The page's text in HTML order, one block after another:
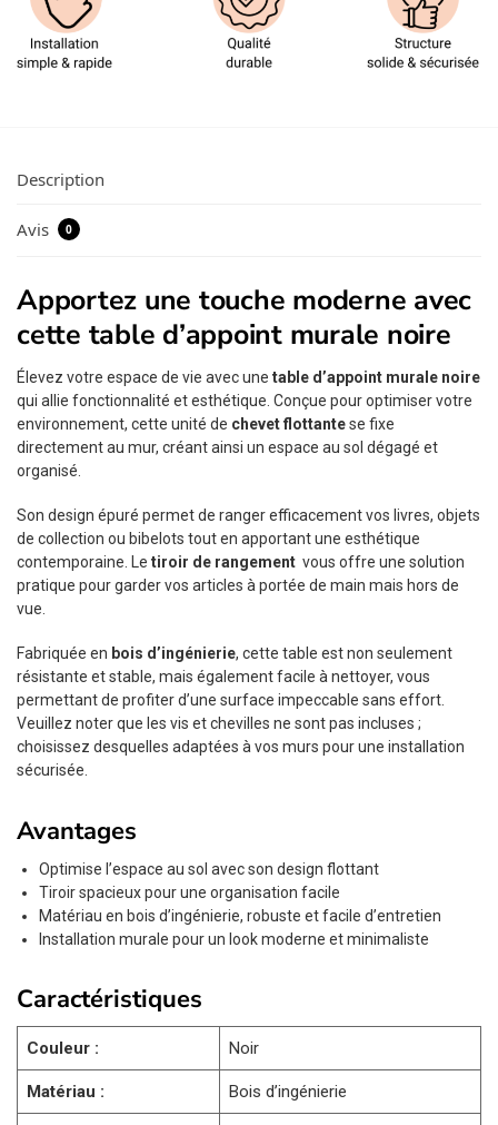
Description
Avis 0
Apportez une touche moderne avec
cette table d’appoint murale noire
Élevez votre espace de vie avec une table d’appoint murale noire
qui allie fonctionnalité et esthétique. Conçue pour optimiser votre
environnement, cette unité de chevet flottantese fixe
directement au mur, créant ainsi un espace au sol dégagé et
organisé.
Son design épuré permet de ranger efficacement vos livres, objets
de collection ou bibelots tout en apportant une esthétique
contemporaine. Le tiroir de rangement vous offre une solution
pratique pour garder vos articles à portée de main mais hors de
vue.
Fabriquée en bois d’ingénierie, cette table est non seulement
résistante et stable, mais également facile à nettoyer, vous
permettant de profiter d’une surface impeccable sans effort.
Veuillez noter que les vis et chevilles ne sont pas incluses ;
choisissez desquelles adaptées à vos murs pour une installation
sécurisée.
Avantages
Optimise l’espace au sol avec son design flottant
Tiroir spacieux pour une organisation facile
Matériau en bois d’ingénierie, robuste et facile d’entretien
Installation murale pour un look moderne et minimaliste
Caractéristiques
Couleur : Noir
Matériau : Bois d’ingénierie